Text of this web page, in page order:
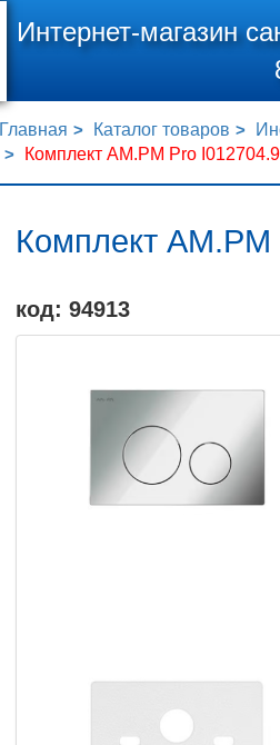
Интернет-магазин
Главная Каталог товаров
Комплект AM.PM Pro
Комплект
код: 94913